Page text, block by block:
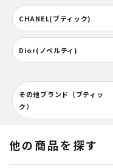
CHANEL(ブティック)
Dior(ノベルティ)
その他ブランド（ブティッ
ク）
他の商品を探す